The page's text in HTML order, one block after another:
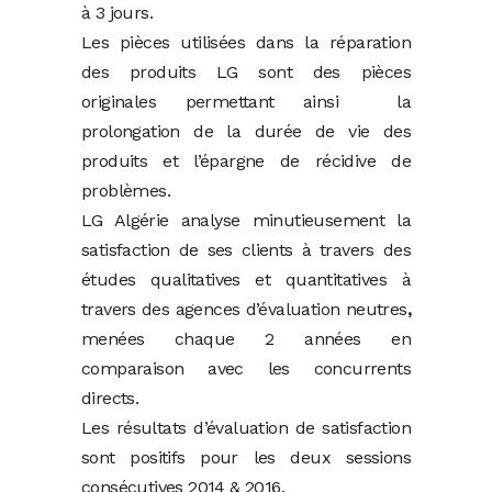
à 3 jours.
Les pièces utilisées dans la réparation
des produits LG sont des pièces
originales permettant ainsi la
prolongation de la durée de vie des
produits et l’épargne de récidive de
problèmes.
LG Algérie analyse minutieusement la
satisfaction de ses clients à travers des
études qualitatives et quantitatives à
travers des agences d’évaluation neutres,
menées chaque 2 années en
comparaison avec les concurrents
directs.
Les résultats d’évaluation de satisfaction
sont positifs pour les deux sessions
consécutives 2014 & 2016.